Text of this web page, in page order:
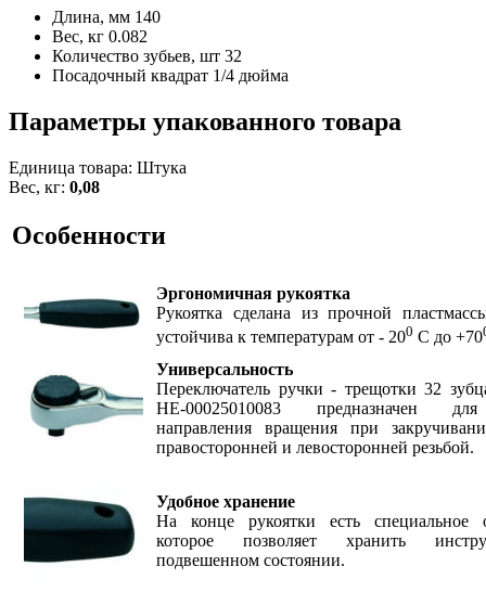
Длина, мм 140
Вес, кг 0.082
Количество зубьев, шт 32
Посадочный квадрат 1/4 дюйма
Параметры упакованного товара
Единица товара: Штука
Вес, кг: 0,08
Особенности
Эргономичная рукоятка
Рукоятка сделана из прочной
устойчива к температурам от - 200 С до +70
Универсальность
Переключатель ручки - трещотки 32
HE-00025010083 предназначен
направления вращения при
правосторонней и левосторонней резьбой.
Удобное хранение
На конце рукоятки есть специальное
которое позволяет хранить
подвешенном состоянии.